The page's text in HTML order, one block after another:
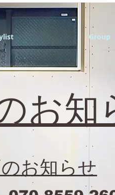
お知
お知らせ
Group